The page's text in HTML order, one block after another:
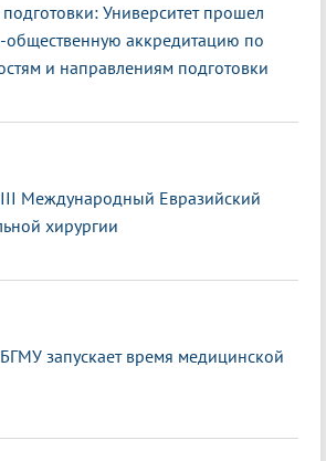
Университет прошел
общественную аккредитацию по
и направлениям подготовки
III Международный Евразийский
хирургии
запускает время медицинской